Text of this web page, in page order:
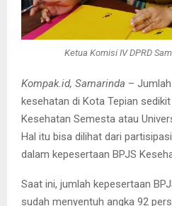
Ketua Komisi IV DPRD
Kompak.id, Samarinda –
kesehatan di Kota Tepian
Kesehatan Semesta atau
Hal itu bisa dilihat dari
dalam kepesertaan BPJS
Saat ini, jumlah kepesertaan
sudah menyentuh angka 92